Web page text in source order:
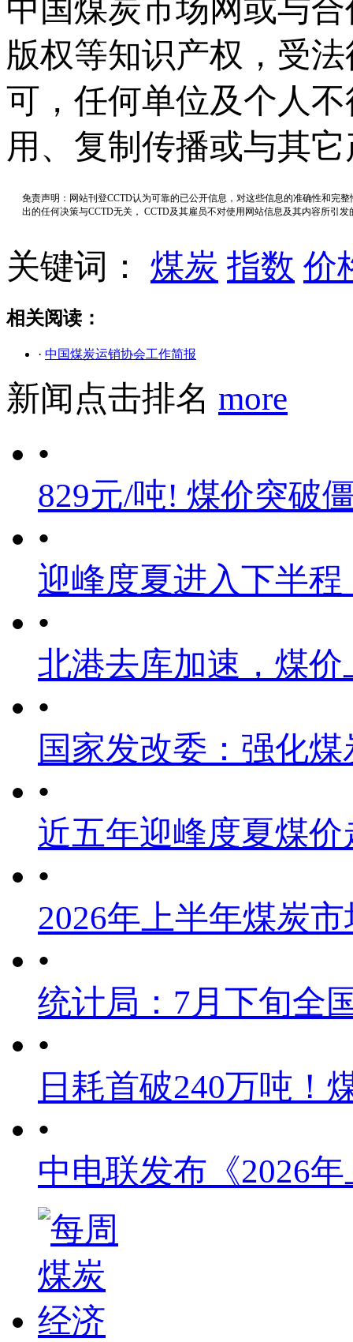
中国煤炭市场网或与
版权等知识产权，受
可，任何单位及个人
用、复制传播或与其
免责声明：网站刊登CCTD认为可靠的已公开信息，对这些信息的准确性和完
出的任何决策与CCTD无关， CCTD及其雇员不对使用网站信息及其内容所引
关键词： 煤炭 指数 价
相关阅读：
· 中国煤炭运销协会工作简报
新闻点击排名 more
•
829元/吨! 煤价突破
•
迎峰度夏进入下半
•
北港去库加速，煤
•
国家发改委：强化
•
近五年迎峰度夏煤价
•
2026年上半年煤炭
•
统计局：7月下旬全
•
日耗首破240万吨！
•
中电联发布《2026